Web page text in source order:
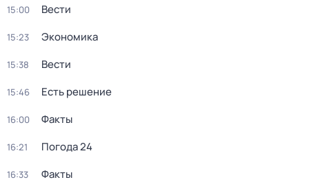
15:00 Вести
15:23 Экономика
15:38 Вести
15:46 Есть решение
16:00 Факты
16:21 Погода 24
16:33 Факты